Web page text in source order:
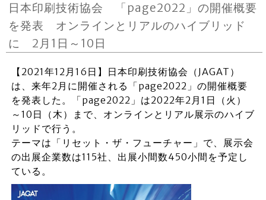
日本印刷技術協会 「page2022」の開催概要
を発表 オンラインとリアルのハイブリッド
に 2月1日～10日
【2021年12月16日】日本印刷技術協会（JAGAT）
は、来年2月に開催される「page2022」の開催概要
を発表した。「page2022」は2022年2月1日（火）
～10日（木）まで、オンラインとリアル展示のハイブ
リッドで行う。
テーマは「リセット・ザ・フューチャー」で、展示会
の出展企業数は115社、出展小間数450小間を予定し
ている。